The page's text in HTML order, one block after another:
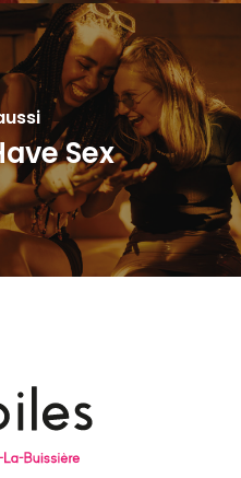
Sex